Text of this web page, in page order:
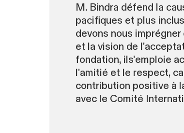
M. Bindra défend la
pacifiques et plus
devons nous
et la vision de
fondation, ils'emploie
l'amitié et le respect,
contribution positive à
avec le Comité